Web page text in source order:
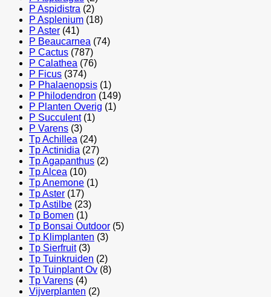
P Aspidistra (2)
P Asplenium (18)
P Aster (41)
P Beaucarnea (74)
P Cactus (787)
P Calathea (76)
P Ficus (374)
P Phalaenopsis (1)
P Philodendron (149)
P Planten Overig (1)
P Succulent (1)
P Varens (3)
Tp Achillea (24)
Tp Actinidia (27)
Tp Agapanthus (2)
Tp Alcea (10)
Tp Anemone (1)
Tp Aster (17)
Tp Astilbe (23)
Tp Bomen (1)
Tp Bonsai Outdoor (5)
Tp Klimplanten (3)
Tp Sierfruit (3)
Tp Tuinkruiden (2)
Tp Tuinplant Ov (8)
Tp Varens (4)
Vijverplanten (2)